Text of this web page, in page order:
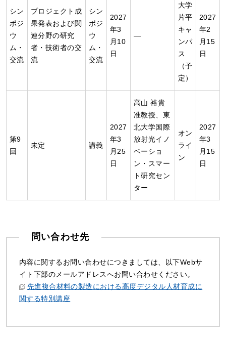
シン
ポジ
ウ
ム・
交流
プロジェクト成
果発表および関
連分野の研究
者・技術者の交
流
シン
ポジ
ウ
ム・
交流
2027
年3
月10
日
―
大学
片平
キャ
ンパ
ス
（予
定）
2027
年2
月15
日
第9
回
未定 講義
2027
年3
月25
日
高山 裕貴
准教授、東
北大学国際
放射光イノ
ベーショ
ン・スマー
ト研究セン
ター
オン
ライ
ン
2027
年3
月15
日
問い合わせ先
内容に関するお問い合わせにつきましては、以下Webサ
イト下部のメールアドレスへお問い合わせください。
先進複合材料の製造における高度デジタル人材育成に
関する特別講座